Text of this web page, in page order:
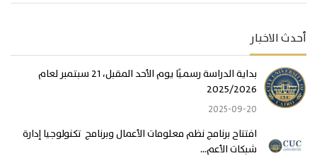
أحدث الاخبار
بداية الدراسة رسميًا يوم الأحد المقبل، 21 سبتمبر لعام
2025/2026
2025-09-20
افتتاح برنامج نظم معلومات الأعمال وبرنامج تكنولوجيا إدارة
شبكات الأعم...